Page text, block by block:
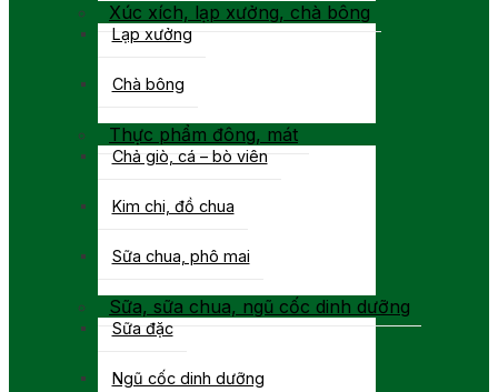
Xúc xích, lạp xưởng, chà bông
Lạp xưởng
Chà bông
Thực phẩm đông, mát
Chả giò, cá – bò viên
Kim chi, đồ chua
Sữa chua, phô mai
Sữa, sữa chua, ngũ cốc dinh dưỡng
Sữa đặc
Ngũ cốc dinh dưỡng